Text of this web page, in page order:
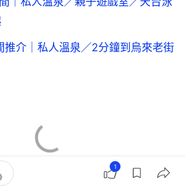
推介｜私人溫泉／2分鐘到烏來老街
1